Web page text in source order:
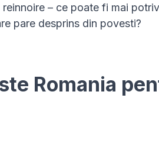
– ce poate fi mai
pare desprins din povesti?
Romania